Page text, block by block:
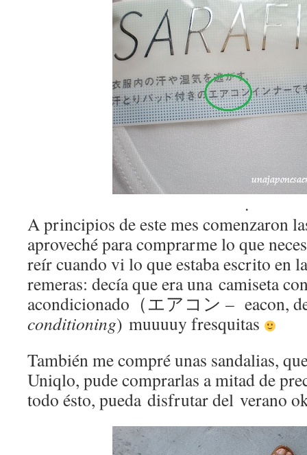
.
A principios de este mes comenzaron
aproveché para comprarme lo que
reír cuando vi lo que estaba escrito en
remeras: decía que era una camiseta
acondicionado（エアコン – eacon,
conditioning) muuuuy fresquitas
También me compré unas sandalias,
Uniqlo, pude comprarlas a mitad de
todo ésto, pueda disfrutar del verano